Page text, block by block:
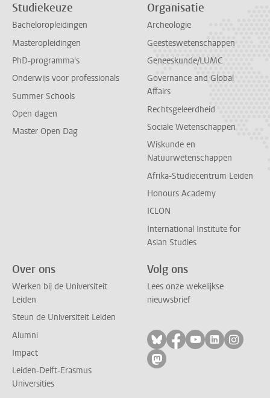
Studiekeuze
Bacheloropleidingen
Masteropleidingen
PhD-programma's
Onderwijs voor professionals
Summer Schools
Open dagen
Master Open Dag
Organisatie
Archeologie
Geesteswetenschappen
Geneeskunde/LUMC
Governance and Global
Affairs
Rechtsgeleerdheid
Sociale Wetenschappen
Wiskunde en
Natuurwetenschappen
Afrika-Studiecentrum Leiden
Honours Academy
ICLON
International Institute for
Asian Studies
Over ons
Werken bij de Universiteit
Leiden
Steun de Universiteit Leiden
Alumni
Impact
Leiden-Delft-Erasmus
Universities
Volg ons
Lees onze wekelijkse
nieuwsbrief
Volg ons op bluesky
Volg ons op
Volg ons op
Volg ons
Volg
Volg ons op mastodon